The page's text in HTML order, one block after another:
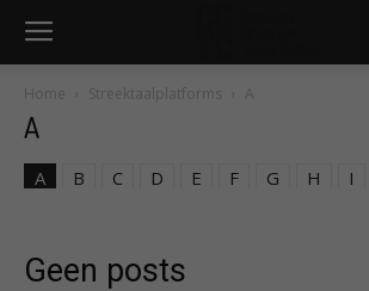
Home Streektaalplatforms A
A
A B C D E F G H I
Geen posts